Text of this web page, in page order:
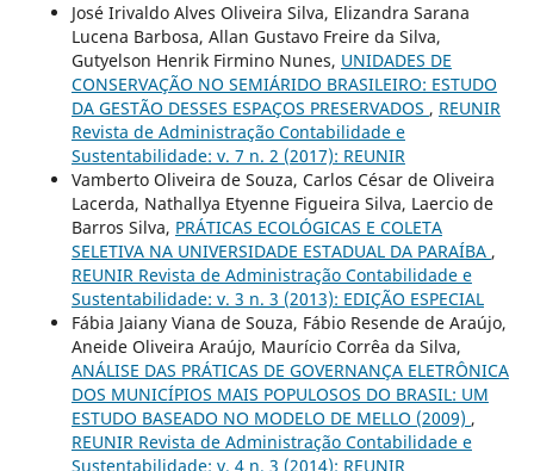
José Irivaldo Alves Oliveira Silva, Elizandra Sarana
Lucena Barbosa, Allan Gustavo Freire da Silva,
Gutyelson Henrik Firmino Nunes, UNIDADES DE
CONSERVAÇÃO NO SEMIÁRIDO BRASILEIRO: ESTUDO
DA GESTÃO DESSES ESPAÇOS PRESERVADOS , REUNIR
Revista de Administração Contabilidade e
Sustentabilidade: v. 7 n. 2 (2017): REUNIR
Vamberto Oliveira de Souza, Carlos César de Oliveira
Lacerda, Nathallya Etyenne Figueira Silva, Laercio de
Barros Silva, PRÁTICAS ECOLÓGICAS E COLETA
SELETIVA NA UNIVERSIDADE ESTADUAL DA PARAÍBA ,
REUNIR Revista de Administração Contabilidade e
Sustentabilidade: v. 3 n. 3 (2013): EDIÇÃO ESPECIAL
Fábia Jaiany Viana de Souza, Fábio Resende de Araújo,
Aneide Oliveira Araújo, Maurício Corrêa da Silva,
ANÁLISE DAS PRÁTICAS DE GOVERNANÇA ELETRÔNICA
DOS MUNICÍPIOS MAIS POPULOSOS DO BRASIL: UM
ESTUDO BASEADO NO MODELO DE MELLO (2009) ,
REUNIR Revista de Administração Contabilidade e
Sustentabilidade: v. 4 n. 3 (2014): REUNIR